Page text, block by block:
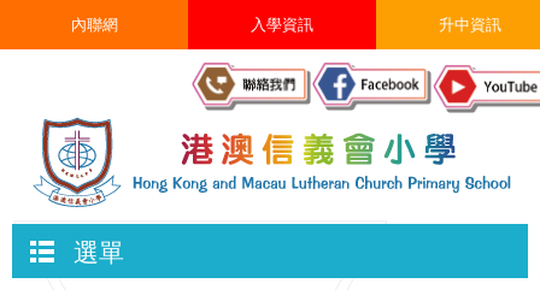
升中資訊
入學資訊
內聯網
選單